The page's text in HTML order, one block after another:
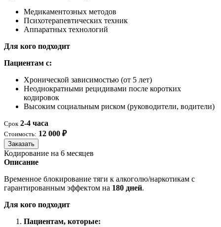
Медикаментозных методов
Психотерапевтических техник
Аппаратных технологий
Для кого подходит
Пациентам с:
Хронической зависимостью (от 5 лет)
Неоднократными рецидивами после коротких
кодировок
Высоким социальным риском (руководители, водители)
Срок 2-4 часа
Стоимость: 12 000 ₽
Заказать
Кодирование на 6 месяцев
Описание
Временное блокирование тяги к алкоголю/наркотикам с
гарантированным эффектом на 180 дней.
Для кого подходит
Пациентам, которые: